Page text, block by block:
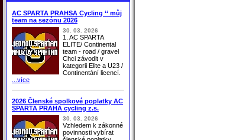
AC SPARTA PRAHSA Cycling ‘‘ můj
team na sezónu 2026
30. 03. 2026
1. AC SPARTA
ELITE/ Continental
team - road / gravel
Chci závodit v
kategorii Elite a U23 /
Continentání licencí.
...více
2026 Členské spolkové poplatky AC
SPARTA PRAHA cycling z.s.
30. 03. 2026
Vzhledem k zákonné
povinnosti vybírat